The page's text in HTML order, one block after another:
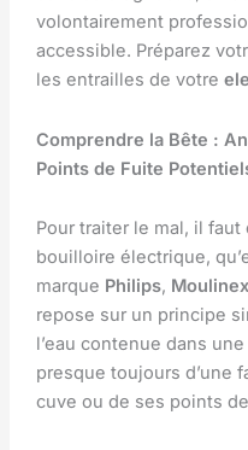
volontairement
accessible. Préparez
les entrailles de votre
Comprendre la Bête :
Points de Fuite
Pour traiter le mal, il
bouilloire électrique,
marque Philips, Moulinex
repose sur un principe
l’eau contenue dans
presque toujours d’une
cuve ou de ses points